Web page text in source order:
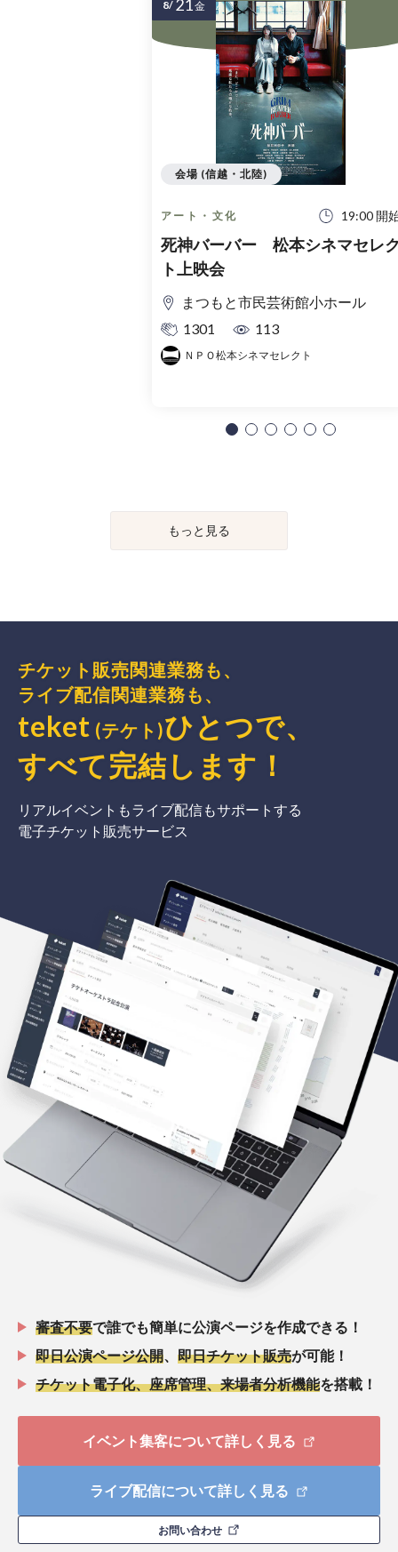
アート・文化 19:00 開
死神バーバー 松本シネマセレ
ト上映会
まつもと市民芸術館小ホール
1301
113
ＮＰＯ松本シネマセレクト
会場 (信越・北陸)
8/ 21金
もっと見る
チケット販売関連業務も、
ライブ配信関連業務も、
teket (テケト)ひとつで、
すべて完結 します ！
リアルイベントもライブ配信もサポートする
電子チケット販売サービス
審査不要で誰でも簡単に公演ページを作成できる！
即日公演ページ公開
即日チケット販売が可能！
チケット電子化、座席管理、来場者分析機能を搭載！
イベント集客について詳しく見る
ライブ配信について詳しく見る
お問い合わせ